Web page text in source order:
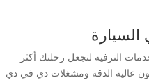
السيارة
الترفيه لتجعل رحلتك أكثر
عالية الدقة ومشغلات دي في دي